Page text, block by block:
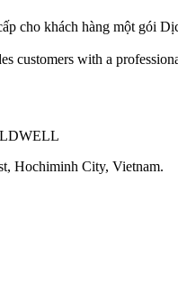
cho khách hàng một gói
customers with a
Hochiminh City, Vietnam.